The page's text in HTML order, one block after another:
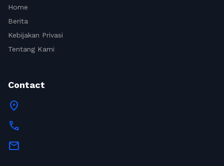
Home
Berita
Kebijakan Privasi
Tentang Kami
Contact
location_on
call
mail